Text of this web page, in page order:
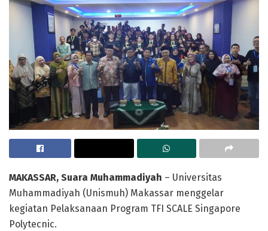
MAKASSAR, Suara Muhammadiyah – Universitas
Muhammadiyah (Unismuh) Makassar menggelar
kegiatan Pelaksanaan Program TFI SCALE Singapore
Polytecnic.